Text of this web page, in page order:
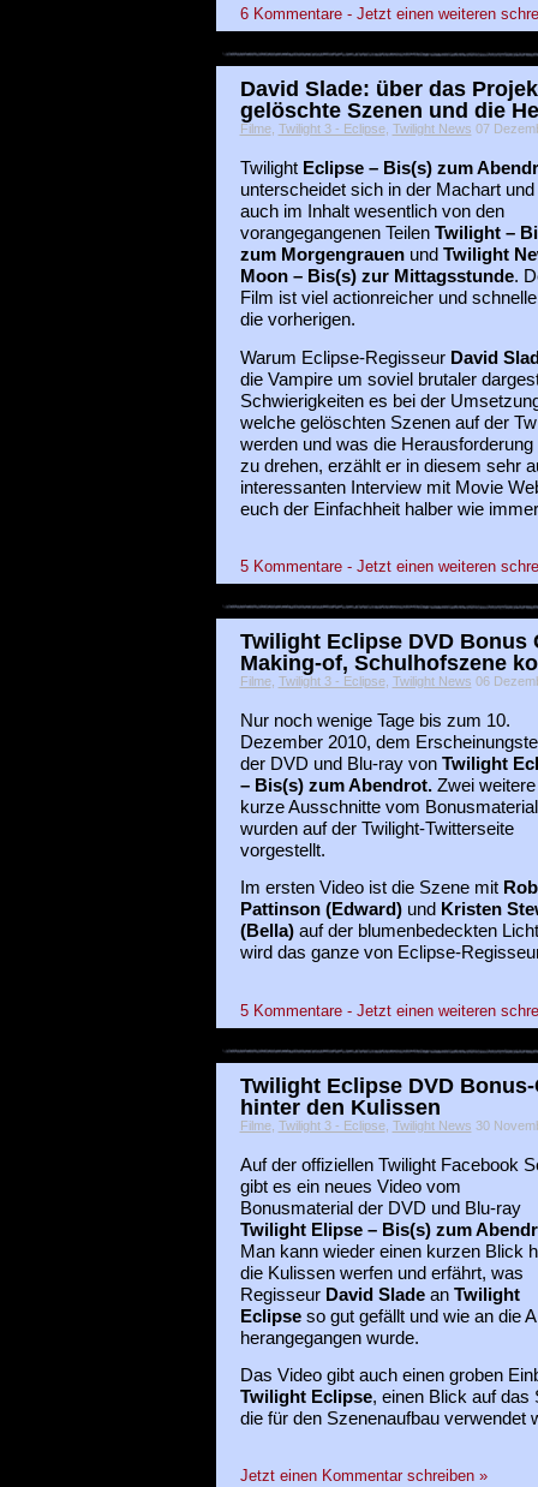
6 Kommentare - Jetzt einen weiteren
David Slade: über das
gelöschte Szenen und die
Filme, Twilight 3 - Eclipse, Twilight News 07
Twilight Eclipse – Bis(s) zum
unterscheidet sich in der Machart und
auch im Inhalt wesentlich von den
vorangegangenen Teilen Twilight –
zum Morgengrauenund Twilight
Moon – Bis(s) zur Mittagsstunde.
Film ist viel actionreicher und
die vorherigen.
Warum Eclipse-Regisseur David
die Vampire um soviel brutaler
Schwierigkeiten es bei der
welche gelöschten Szenen auf der
werden und was die
zu drehen, erzählt er in diesem sehr
interessanten Interview mit Movie
euch der Einfachheit halber wie
5 Kommentare - Jetzt einen weiteren
Twilight Eclipse DVD Bonus
Making-of, Schulhofszene
Filme, Twilight 3 - Eclipse, Twilight News 06
Nur noch wenige Tage bis zum 10.
Dezember 2010, dem
der DVD und Blu-ray von Twilight
– Bis(s) zum Abendrot. Zwei weitere
kurze Ausschnitte vom Bonusmaterial
wurden auf der Twilight-Twitterseite
vorgestellt.
Im ersten Video ist die Szene mit
Pattinson (Edward)und Kristen
(Bella)auf der blumenbedeckten
wird das ganze von Eclipse-
5 Kommentare - Jetzt einen weiteren
Twilight Eclipse DVD
hinter den Kulissen
Filme, Twilight 3 - Eclipse, Twilight News 30
Auf der offiziellen Twilight Facebook
gibt es ein neues Video vom
Bonusmaterial der DVD und Blu-ray
Twilight Elipse – Bis(s) zum
Man kann wieder einen kurzen Blick
die Kulissen werfen und erfährt, was
Regisseur David Sladean Twilight
Eclipseso gut gefällt und wie an die
herangegangen wurde.
Das Video gibt auch einen groben
Twilight Eclipse, einen Blick auf das
die für den Szenenaufbau verwendet
Jetzt einen Kommentar schreiben »